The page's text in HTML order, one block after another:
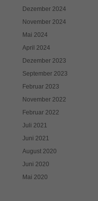
Dezember 2024
November 2024
Mai 2024
April 2024
Dezember 2023
September 2023
Februar 2023
November 2022
Februar 2022
Juli 2021
Juni 2021
August 2020
Juni 2020
Mai 2020